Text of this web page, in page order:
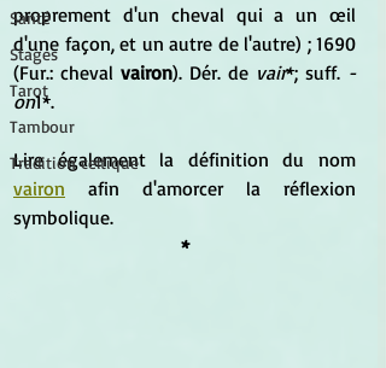
Santé
Stages
Tarot
Tambour
Tradition celtique
proprement d'un cheval qui a un œil
d'une façon, et un autre de l'autre) ; 1690
(Fur.: cheval vairon). Dér. de vair*; suff. -
on1*.
vairon afin d'amorcer la réflexion
symbolique.
*